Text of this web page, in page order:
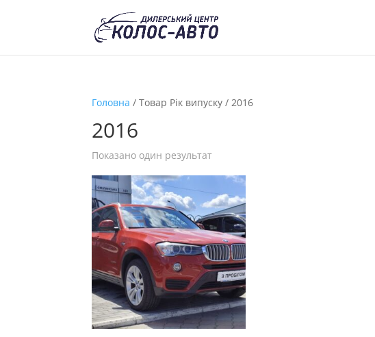
Головна / Товар Рік випуску / 2016
2016
Показано один результат